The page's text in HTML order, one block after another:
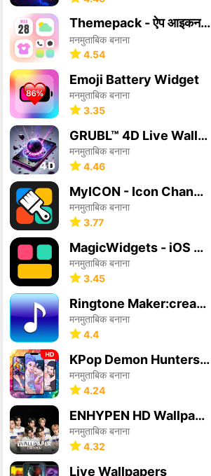
Themepack - ऐप आइकन, विजेट
मनमुताबिक बनाना
4.54
Emoji Battery Widget
मनमुताबिक बनाना
3.35
GRUBL™ 4D Live Wallpapers + AI
मनमुताबिक बनाना
4.46
MyICON - Icon Changer, Themes
मनमुताबिक बनाना
3.77
MagicWidgets - iOS Widgets
मनमुताबिक बनाना
3.45
Ringtone Maker:create ringtone
मनमुताबिक बनाना
4.4
KPop Demon Hunters Wallpapers
मनमुताबिक बनाना
4.24
ENHYPEN HD Wallpaper
मनमुताबिक बनाना
4.32
Live Wallpapers